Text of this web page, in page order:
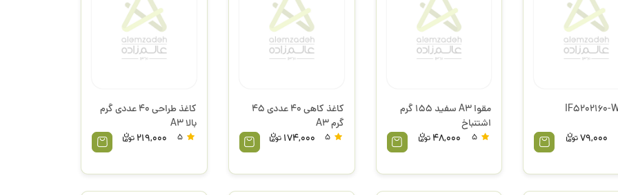
79,000
مقوا A3 سفید 155 گرم
اشتنباخ
48,000
کاغذ کاهی 40 عددی 45
گرم A3
5
174,000
کاغذ طراحی 40 عددی گرم
بالا A3
5
219,000